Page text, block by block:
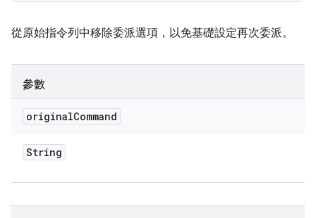
從原始指令列中移除委派選項，以免基礎設定再次委派。
參數
originalCommand
String